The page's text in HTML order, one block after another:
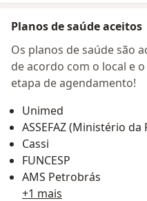
Planos de saúde aceitos
Os planos de saúde são
de acordo com o local e
etapa de agendamento!
Unimed
ASSEFAZ (Ministério da
Cassi
FUNCESP
AMS Petrobrás
+1 mais